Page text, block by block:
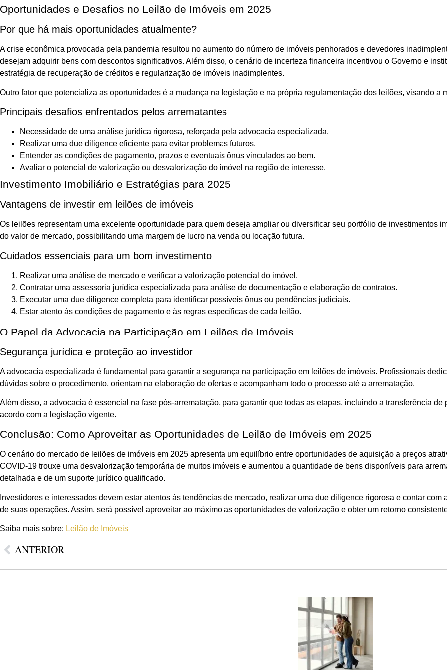
Oportunidades e Desafios no Leilão de Imóveis em 2025
Por que há mais oportunidades atualmente?
A crise econômica provocada pela pandemia resultou no aumento do número de imóveis penhorados e devedores
desejam adquirir bens com descontos significativos. Além disso, o cenário de incerteza financeira incentivou o Governo e
estratégia de recuperação de créditos e regularização de imóveis inadimplentes.
Outro fator que potencializa as oportunidades é a mudança na legislação e na própria regulamentação dos leilões, visando a
Principais desafios enfrentados pelos arrematantes
Necessidade de uma análise jurídica rigorosa, reforçada pela advocacia especializada.
Realizar uma due diligence eficiente para evitar problemas futuros.
Entender as condições de pagamento, prazos e eventuais ônus vinculados ao bem.
Avaliar o potencial de valorização ou desvalorização do imóvel na região de interesse.
Investimento Imobiliário e Estratégias para 2025
Vantagens de investir em leilões de imóveis
Os leilões representam uma excelente oportunidade para quem deseja ampliar ou diversificar seu portfólio de investimentos
do valor de mercado, possibilitando uma margem de lucro na venda ou locação futura.
Cuidados essenciais para um bom investimento
Realizar uma análise de mercado e verificar a valorização potencial do imóvel.
Contratar uma assessoria jurídica especializada para análise de documentação e elaboração de contratos.
Executar uma due diligence completa para identificar possíveis ônus ou pendências judiciais.
Estar atento às condições de pagamento e às regras específicas de cada leilão.
O Papel da Advocacia na Participação em Leilões de Imóveis
Segurança jurídica e proteção ao investidor
A advocacia especializada é fundamental para garantir a segurança na participação em leilões de imóveis. Profissionais
dúvidas sobre o procedimento, orientam na elaboração de ofertas e acompanham todo o processo até a arrematação.
Além disso, a advocacia é essencial na fase pós-arrematação, para garantir que todas as etapas, incluindo a transferência
acordo com a legislação vigente.
Conclusão: Como Aproveitar as Oportunidades de Leilão de Imóveis em 2025
O cenário do mercado de leilões de imóveis em 2025 apresenta um equilíbrio entre oportunidades de aquisição a preços
COVID-19 trouxe uma desvalorização temporária de muitos imóveis e aumentou a quantidade de bens disponíveis para
detalhada e de um suporte jurídico qualificado.
Investidores e interessados devem estar atentos às tendências de mercado, realizar uma due diligence rigorosa e contar
de suas operações. Assim, será possível aproveitar ao máximo as oportunidades de valorização e obter um retorno
Saiba mais sobre: Leilão de Imóveis
ANTERIOR